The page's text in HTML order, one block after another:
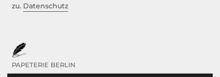
zu. Datenschutz
PAPETERIE BERLIN